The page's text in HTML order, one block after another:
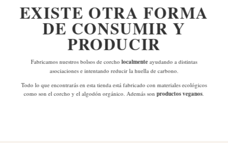
EXISTE OTRA FORMA
DE CONSUMIR Y
PRODUCIR
Fabricamos nuestros bolsos de corcho localmenteayudando a distintas
asociaciones e intentando reducir la huella de carbono.
Todo lo que encontrarás en esta tienda está fabricado con materiales ecológicos
como son el corcho y el algodón orgánico. Además sonproductos veganos.